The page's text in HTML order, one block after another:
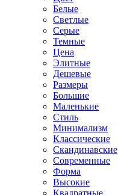
Белые
Светлые
Серые
Темные
Цена
Элитные
Дешевые
Размеры
Большие
Маленькие
Стиль
Минимализм
Классические
Скандинавские
Современные
Форма
Высокие
Квадратные